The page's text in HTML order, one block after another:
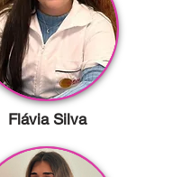
Flávia Silva